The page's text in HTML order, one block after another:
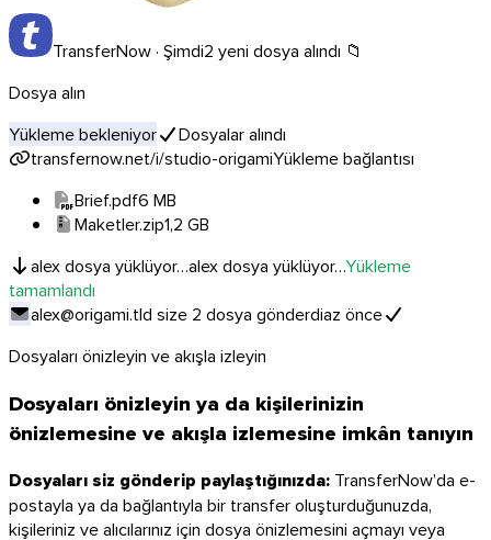
TransferNow · Şimdi2 yeni dosya alındı 📁
Dosya alın
Yükleme bekleniyor
Dosyalar alındı
transfernow.net/i/studio-origamiYükleme bağlantısı
Brief.pdf6 MB
Maketler.zip1,2 GB
alex dosya yüklüyor…alex dosya yüklüyor…Yükleme
tamamlandı
alex@origami.tld size 2 dosya gönderdiaz önce
Dosyaları önizleyin ve akışla izleyin
Dosyaları önizleyin ya da kişilerinizin
önizlemesine ve akışla izlemesine imkân tanıyın
Dosyaları siz gönderip paylaştığınızda: TransferNow’da e-
postayla ya da bağlantıyla bir transfer oluşturduğunuzda,
kişileriniz ve alıcılarınız için dosya önizlemesini açmayı veya